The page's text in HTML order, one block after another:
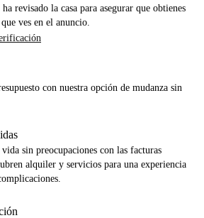
revisado la casa para asegurar que obtienes
ves en el anuncio.
con nuestra opción de mudanza sin
sin preocupaciones con las facturas
alquiler y servicios para una experiencia